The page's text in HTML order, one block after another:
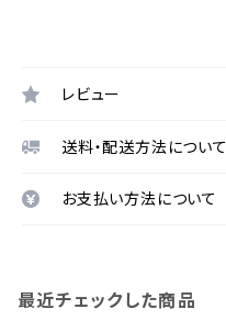
レビュー
送料・配送方法について
お支払い方法について
最近チェックした商品